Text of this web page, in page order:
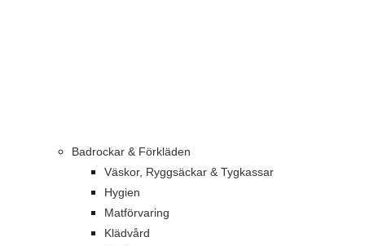
Badrockar & Förkläden
Väskor, Ryggsäckar & Tygkassar
Hygien
Matförvaring
Klädvård